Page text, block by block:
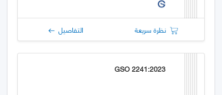
نظرة سريعة التفاصيل
GSO 2241:2023